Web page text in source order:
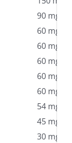
90 mg
60 mg
60 mg
60 mg
60 mg
60 mg
54 mg
45 mg
30 mg